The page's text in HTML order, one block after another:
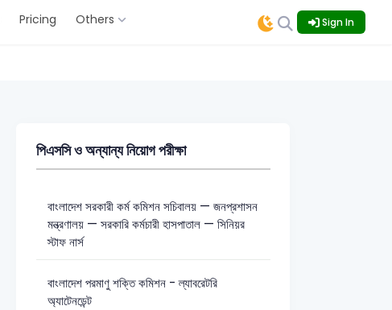
Pricing Others Sign In
পিএসসি ও অন্যান্য নিয়োগ পরীক্ষা
বাংলাদেশ সরকারী কর্ম কমিশন সচিবালয় — জনপ্রশাসন
মন্ত্রণালয় — সরকারি কর্মচারী হাসপাতাল — সিনিয়র
স্টাফ নার্স
বাংলাদেশ পরমাণু শক্তি কমিশন - ল্যাবরেটরি
অ্যাটেনডেন্ট